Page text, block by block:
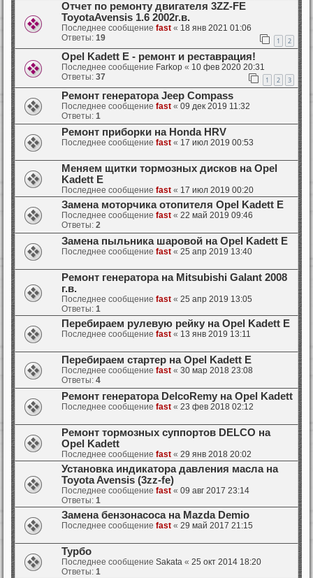
Отчет по ремонту двигателя 3ZZ-FE
ToyotaAvensis 1.6 2002г.в.
Последнее сообщение fast « 18 янв 2021 01:06
Ответы: 19 1 2
Opel Kadett E - ремонт и реставрация!
Последнее сообщение Farkop « 10 фев 2020 20:31
Ответы: 37 1 2 3
Ремонт генератора Jeep Compass
Последнее сообщение fast « 09 дек 2019 11:32
Ответы: 1
Ремонт приборки на Honda HRV
Последнее сообщение fast « 17 июл 2019 00:53
Меняем щитки тормозных дисков на Opel
Kadett E
Последнее сообщение fast « 17 июл 2019 00:20
Замена моторчика отопителя Opel Kadett E
Последнее сообщение fast « 22 май 2019 09:46
Ответы: 2
Замена пыльника шаровой на Opel Kadett E
Последнее сообщение fast « 25 апр 2019 13:40
Ремонт генератора на Mitsubishi Galant 2008
г.в.
Последнее сообщение fast « 25 апр 2019 13:05
Ответы: 1
Перебираем рулевую рейку на Opel Kadett E
Последнее сообщение fast « 13 янв 2019 13:11
Перебираем стартер на Opel Kadett E
Последнее сообщение fast « 30 мар 2018 23:08
Ответы: 4
Ремонт генератора DelcoRemy на Opel Kadett
Последнее сообщение fast « 23 фев 2018 02:12
Ремонт тормозных суппортов DELCO на
Opel Kadett
Последнее сообщение fast « 29 янв 2018 20:02
Установка индикатора давления масла на
Toyota Avensis (3zz-fe)
Последнее сообщение fast « 09 авг 2017 23:14
Ответы: 1
Замена бензонасоса на Mazda Demio
Последнее сообщение fast « 29 май 2017 21:15
Турбо
Последнее сообщение Sakata « 25 окт 2014 18:20
Ответы: 1